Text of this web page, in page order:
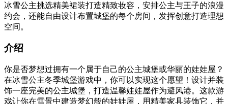
冰雪公主挑选精美裙装打造精致妆容，安排公主与王子的浪漫
约会，还能自由设计布置城堡的每个房间，发挥创意打造理想
空间。
介绍
你是否梦想过拥有一个属于自己的公主城堡或华丽的娃娃屋？
在冰雪公主冬季城堡游戏中，你可以实现这个愿望！设计并装
饰一座完美的公主城堡，打造温馨娃娃屋作为避风港。这款游
戏让你在雪景中建造梦幻般的娃娃屋，用精美家具装饰它，并